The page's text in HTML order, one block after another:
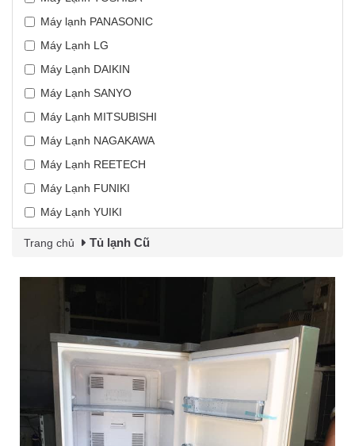
Máy lạnh PANASONIC
Máy Lạnh LG
Máy Lạnh DAIKIN
Máy Lạnh SANYO
Máy Lạnh MITSUBISHI
Máy Lạnh NAGAKAWA
Máy Lạnh REETECH
Máy Lạnh FUNIKI
Máy Lạnh YUIKI
Trang chủ Tủ lạnh Cũ